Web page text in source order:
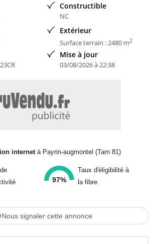
Constructible
NC
Extérieur
Surface terrain : 2480 m2
Mise à jour
03/08/2026 à 22:38
internetà Payrin-augmontel (Tarn 81)
97%
Taux d'éligibilité à
la fibre
Nous signaler cette annonce